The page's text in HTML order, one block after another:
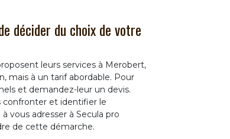
décider du choix de votre
leurs services à Merobert,
mais à un tarif abordable. Pour
et demandez-leur un devis.
confronter et identifier le
vous adresser à Secula pro
de cette démarche.